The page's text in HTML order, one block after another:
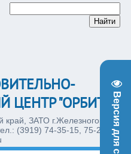
ЦЕНТР "ОРБИТА"
край, ЗАТО г.Железногорск,
(3919) 74-35-15, 75-28-77,